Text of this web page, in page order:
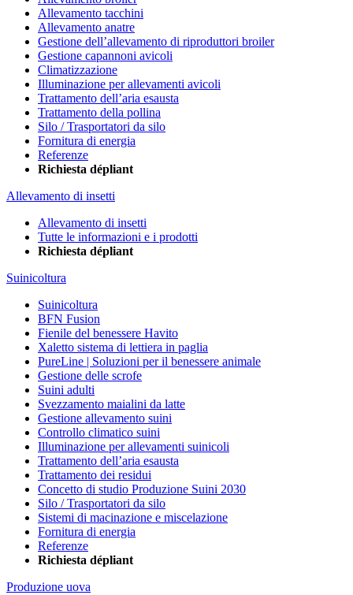
Allevamento tacchini
Allevamento anatre
Gestione dell’allevamento di riproduttori broiler
Gestione capannoni avicoli
Climatizzazione
Illuminazione per allevamenti avicoli
Trattamento dell’aria esausta
Trattamento della pollina
Silo / Trasportatori da silo
Fornitura di energia
Referenze
Richiesta dépliant
Allevamento di insetti
Allevamento di insetti
Tutte le informazioni e i prodotti
Richiesta dépliant
Suinicoltura
Suinicoltura
BFN Fusion
Fienile del benessere Havito
Xaletto sistema di lettiera in paglia
PureLine | Soluzioni per il benessere animale
Gestione delle scrofe
Suini adulti
Svezzamento maialini da latte
Gestione allevamento suini
Controllo climatico suini
Illuminazione per allevamenti suinicoli
Trattamento dell’aria esausta
Trattamento dei residui
Concetto di studio Produzione Suini 2030
Silo / Trasportatori da silo
Sistemi di macinazione e miscelazione
Fornitura di energia
Referenze
Richiesta dépliant
Produzione uova